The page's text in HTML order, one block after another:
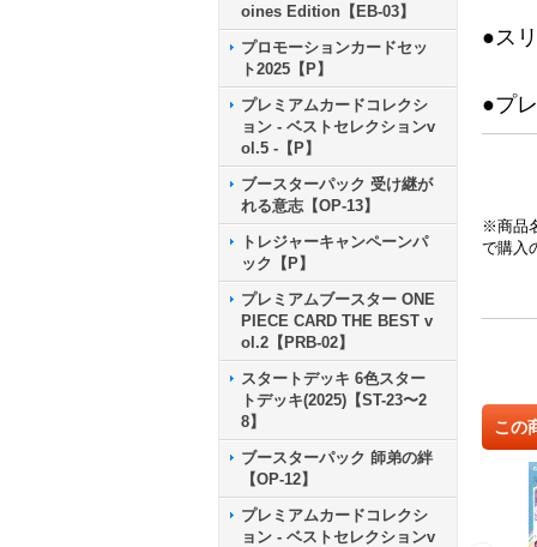
oines Edition【EB-03】
プロモーションカードセッ
ト2025【P】
プレミアムカードコレクシ
ョン - ベストセレクションv
ol.5 -【P】
ブースターパック 受け継が
れる意志【OP-13】
トレジャーキャンペーンパ
ック【P】
プレミアムブースター ONE
PIECE CARD THE BEST v
ol.2【PRB-02】
スタートデッキ 6色スター
トデッキ(2025)【ST-23〜2
8】
ブースターパック 師弟の絆
【OP-12】
プレミアムカードコレクシ
ョン - ベストセレクションv
●ス
●プ
※商品
で購入
この